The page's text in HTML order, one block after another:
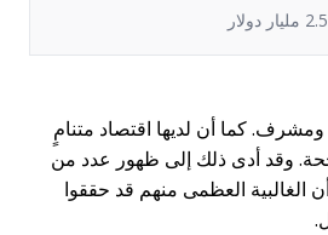
ومشرف. كما أن لديها اقتصاد متنامٍ
وقد أدى ذلك إلى ظهور عدد من
أن الغالبية العظمى منهم قد حققوا